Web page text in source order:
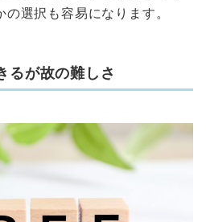
選択も容易になります。
るが故の難しさ